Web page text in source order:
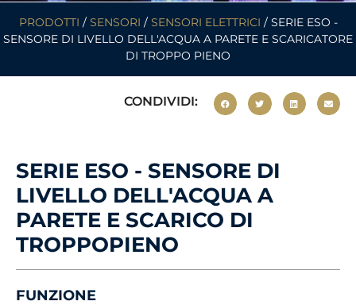
PRODOTTI / SENSORI / SENSORI ELETTRICI / SERIE ESO -
SENSORE DI LIVELLO DELL'ACQUA A PARETE E SCARICATORE
DI TROPPO PIENO
CONDIVIDI:
SERIE ESO - SENSORE DI
LIVELLO DELL'ACQUA A
PARETE E SCARICO DI
TROPPOPIENO
FUNZIONE